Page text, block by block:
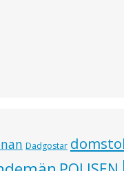
Dadgostar